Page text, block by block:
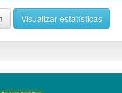
Visualizar estatísticas